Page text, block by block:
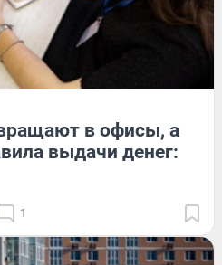
в офисы, а
выдачи денег:
1